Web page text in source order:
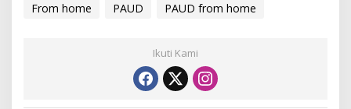
From home PAUD PAUD from home
Ikuti Kami